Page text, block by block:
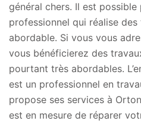
général chers. Il est
professionnel qui réalise
abordable. Si vous vous
vous bénéficierez des
pourtant très abordables.
est un professionnel en
propose ses services à
est en mesure de réparer